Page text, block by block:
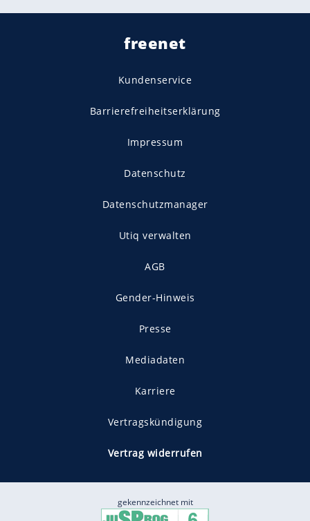
freenet
Kundenservice
Barrierefreiheitserklärung
Impressum
Datenschutz
Datenschutzmanager
Utiq verwalten
AGB
Gender-Hinweis
Presse
Mediadaten
Karriere
Vertragskündigung
Vertrag widerrufen
gekennzeichnet mit